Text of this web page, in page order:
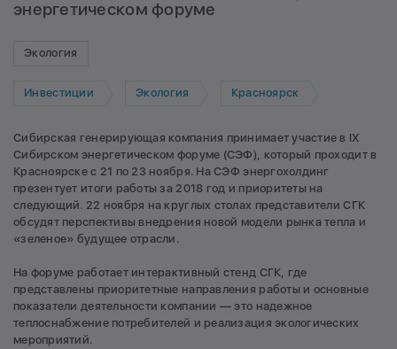
энергетическом форуме
Экология
Инвестиции Экология Красноярск
Сибирская генерирующая компания принимает участие в IX
Сибирском энергетическом форуме (СЭФ), который проходит в
Красноярске с 21 по 23 ноября. На СЭФ энергохолдинг
презентует итоги работы за 2018 год и приоритеты на
следующий. 22 ноября на круглых столах представители СГК
обсудят перспективы внедрения новой модели рынка тепла и
«зеленое» будущее отрасли.
На форуме работает интерактивный стенд СГК, где
представлены приоритетные направления работы и основные
показатели деятельности компании — это надежное
теплоснабжение потребителей и реализация экологических
мероприятий.